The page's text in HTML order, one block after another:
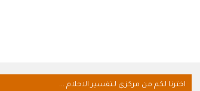
اخترنا لكم من مركزي لـتفسير الاحلام ...